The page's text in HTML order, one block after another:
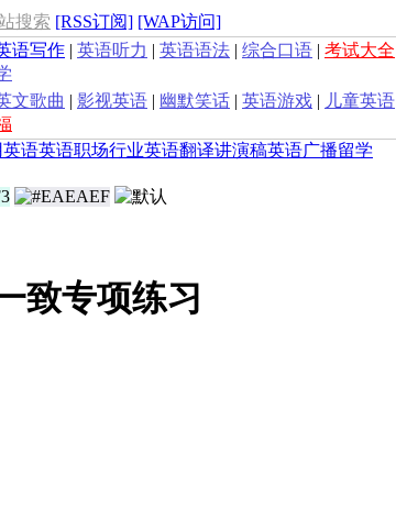
搜索 [RSS订阅] [WAP访问]
语写作 | 英语听力 | 英语语法 | 综合口语 | 考试大全
文歌曲 | 影视英语 | 幽默笑话 | 英语游戏 | 儿童英语
英语英语职场行业英语翻译讲演稿英语广播留学
致专项练习